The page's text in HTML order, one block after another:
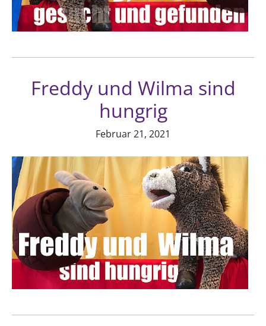
Freddy und Wilma sind
hungrig
Februar 21, 2021